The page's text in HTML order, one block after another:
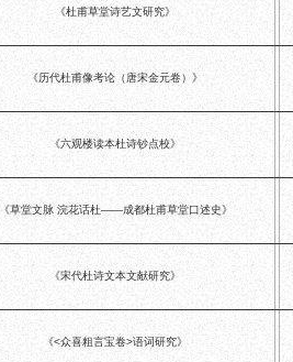
《杜甫草堂诗艺文研究》
《历代杜甫像考论（唐宋金元卷）》
《六观楼读本杜诗钞点校》
《草堂文脉 浣花话杜——成都杜甫草堂口述史》
《宋代杜诗文本文献研究》
《<众喜粗言宝卷>语词研究》